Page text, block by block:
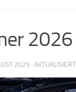
2026
2025 · AKTUALISIERT